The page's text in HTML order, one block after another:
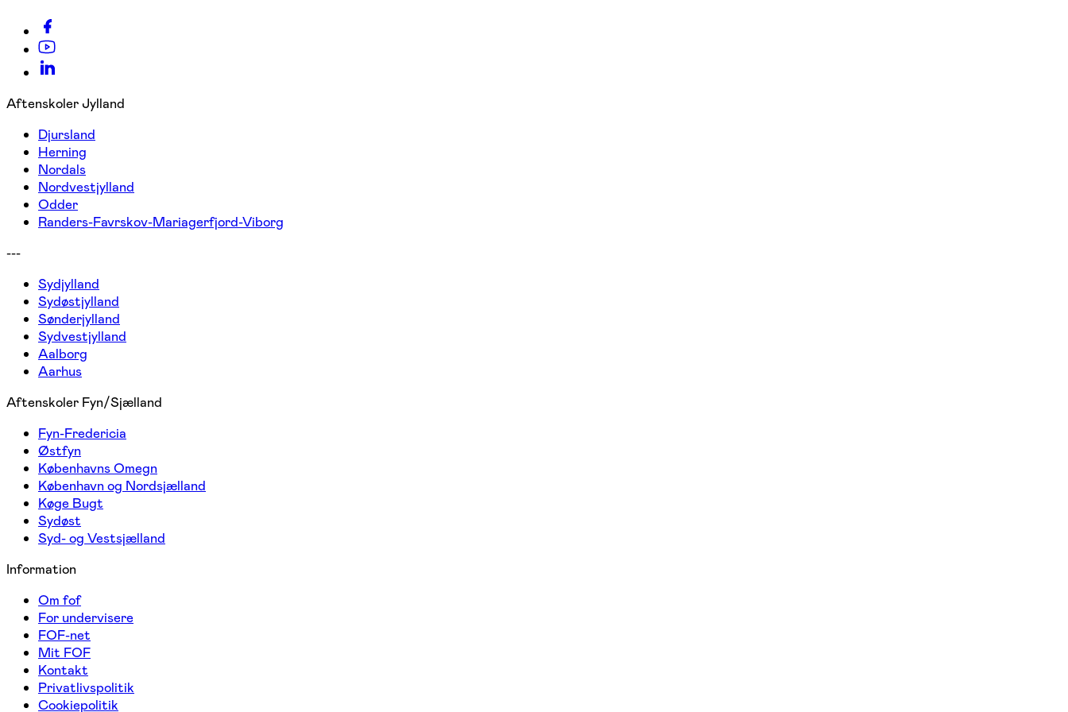
Aftenskoler Jylland
Djursland
Herning
Nordals
Nordvestjylland
Odder
Randers-Favrskov-Mariagerfjord-Viborg
---
Sydjylland
Sydøstjylland
Sønderjylland
Sydvestjylland
Aalborg
Aarhus
Aftenskoler Fyn/Sjælland
Fyn-Fredericia
Østfyn
Københavns Omegn
København og Nordsjælland
Køge Bugt
Sydøst
Syd- og Vestsjælland
Information
Om fof
For undervisere
FOF-net
Mit FOF
Kontakt
Privatlivspolitik
Cookiepolitik